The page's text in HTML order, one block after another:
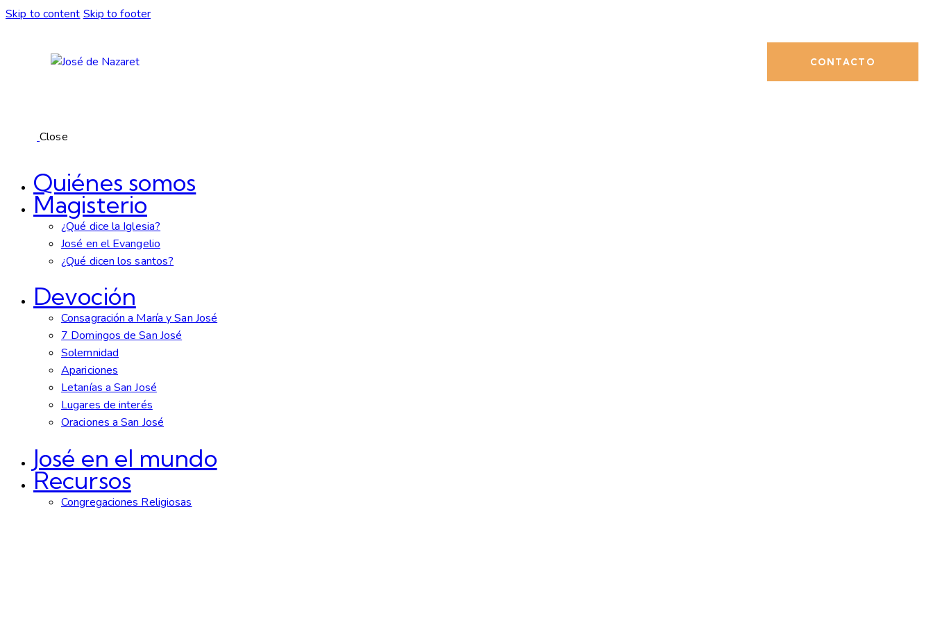
Skip to content Skip to footer
CONTACTO
Close
Quiénes somos
Magisterio
¿Qué dice la Iglesia?
José en el Evangelio
¿Qué dicen los santos?
Devoción
Consagración a María y San José
7 Domingos de San José
Solemnidad
Apariciones
Letanías a San José
Lugares de interés
Oraciones a San José
José en el mundo
Recursos
Congregaciones Religiosas